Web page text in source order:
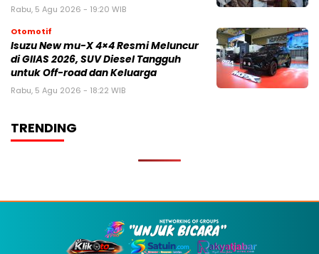
Rabu, 5 Agu 2026 - 19:20 WIB
Otomotif
Isuzu New mu-X 4×4 Resmi Meluncur
di GIIAS 2026, SUV Diesel Tangguh
untuk Off-road dan Keluarga
Rabu, 5 Agu 2026 - 18:22 WIB
TRENDING